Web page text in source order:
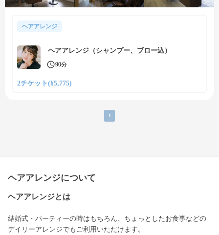
ヘアアレンジ
ヘアアレンジ（シャンプー、ブロー込）
90分
2チケット(¥5,775)
1
ヘアアレンジについて
ヘアアレンジとは
結婚式・パーティーの時はもちろん、ちょっとしたお食事などの
デイリーアレンジでもご利用いただけます。